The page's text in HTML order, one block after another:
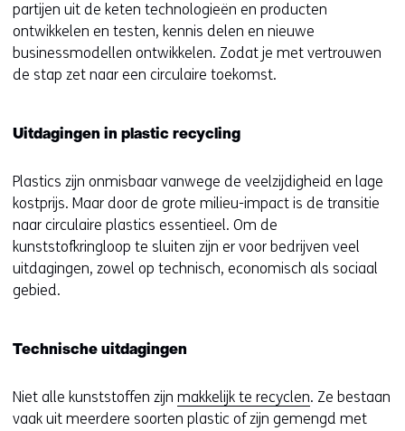
partijen uit de keten technologieën en producten
ontwikkelen en testen, kennis delen en nieuwe
businessmodellen ontwikkelen. Zodat je met vertrouwen
de stap zet naar een circulaire toekomst.
Uitdagingen in plastic recycling
Plastics zijn onmisbaar vanwege de veelzijdigheid en lage
kostprijs. Maar door de grote milieu-impact is de transitie
naar circulaire plastics essentieel. Om de
kunststofkringloop te sluiten zijn er voor bedrijven veel
uitdagingen, zowel op technisch, economisch als sociaal
gebied.
Technische uitdagingen
Niet alle kunststoffen zijn makkelijk te recyclen. Ze bestaan
vaak uit meerdere soorten plastic of zijn gemengd met